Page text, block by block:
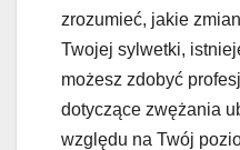
zrozumieć, jakie
Twojej sylwetki,
możesz zdobyć
dotyczące zwężania
względu na Twój